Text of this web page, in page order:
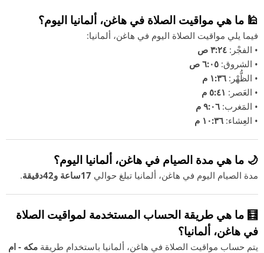
🕌 ما هي مواقيت الصلاة في هاغن، ألمانيا اليوم؟
فيما يلي مواقيت الصلاة اليوم في هاغن، ألمانيا:
• الفجْر: ٣:٢٤ ص
• الشروق: ٦:٠٥ ص
• الظُّهْر: ١:٣٦ م
• العَصر: ٥:٤١ م
• المَغرب: ٩:٠٦ م
• العِشاء: ١٠:٣٦ م
🌙 ما هي مدة الصيام في هاغن، ألمانيا اليوم؟
مدة الصيام اليوم في هاغن، ألمانيا تبلغ حوالي 17ساعة و42دقيقة .
🧮 ما هي طريقة الحساب المستخدمة لمواقيت الصلاة
في هاغن، ألمانيا؟
يتم حساب مواقيت الصلاة في هاغن، ألمانيا باستخدام طريقة مكه - ام